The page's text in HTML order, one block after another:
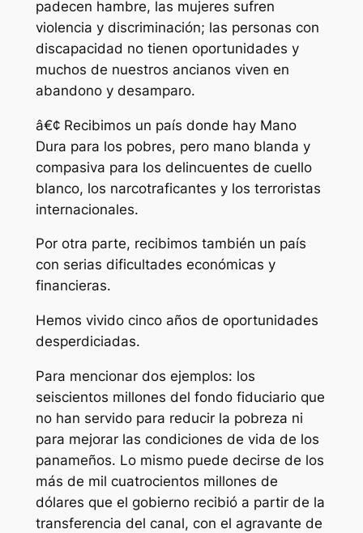
padecen hambre, las mujeres sufren
violencia y discriminación; las personas con
discapacidad no tienen oportunidades y
muchos de nuestros ancianos viven en
abandono y desamparo.
â€¢ Recibimos un país donde hay Mano
Dura para los pobres, pero mano blanda y
compasiva para los delincuentes de cuello
blanco, los narcotraficantes y los terroristas
internacionales.
Por otra parte, recibimos también un país
con serias dificultades económicas y
financieras.
Hemos vivido cinco años de oportunidades
desperdiciadas.
Para mencionar dos ejemplos: los
seiscientos millones del fondo fiduciario que
no han servido para reducir la pobreza ni
para mejorar las condiciones de vida de los
panameños. Lo mismo puede decirse de los
más de mil cuatrocientos millones de
dólares que el gobierno recibió a partir de la
transferencia del canal, con el agravante de